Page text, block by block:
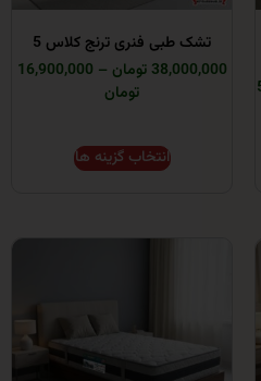
طبی فنری ترنج کلاس 5
تومان
–
16,900,000
انتخاب گزینه ها